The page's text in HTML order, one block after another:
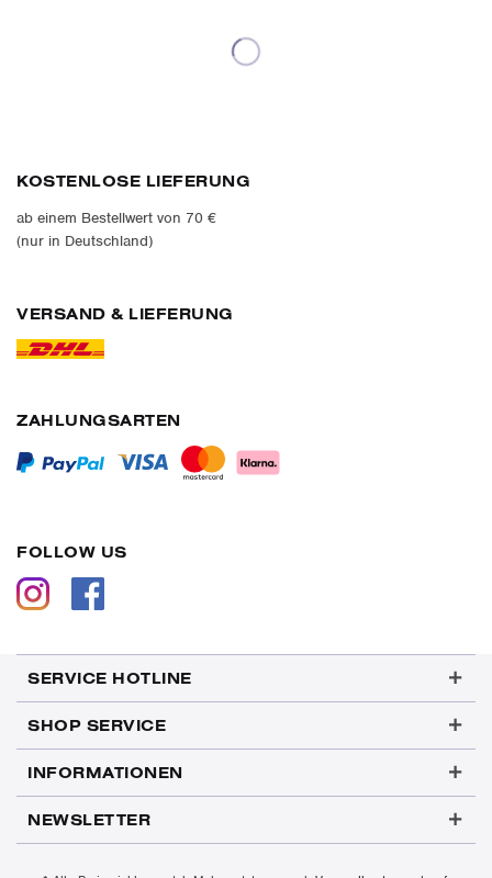
KOSTENLOSE LIEFERUNG
ab einem Bestellwert von 70 €
(nur in Deutschland)
VERSAND & LIEFERUNG
ZAHLUNGSARTEN
FOLLOW US
SERVICE HOTLINE
SHOP SERVICE
INFORMATIONEN
NEWSLETTER